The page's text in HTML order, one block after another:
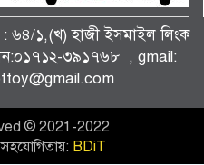
বিপিএল সিজন ৫ এর উদ্ভোধন
হয়েছে।
মশারি বিতরণ।
: ৬৪/১,(খ) হাজী ইসমাইল লিংক
৩৯১৭৬৮ , gmail:
© 2021-2022
BDiT